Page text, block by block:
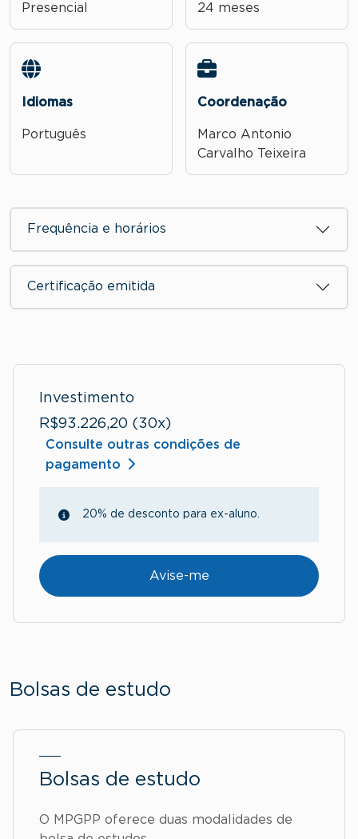
Presencial 24 meses
Idiomas
Português
Coordenação
Marco Antonio
Carvalho Teixeira
Frequência e horários
Certificação emitida
Investimento
R$93.226,20 (30x)
Consulte outras condições de
pagamento
20% de desconto para ex-aluno.
Avise-me
Bolsas de estudo
Bolsas de estudo
O MPGPP oferece duas modalidades de